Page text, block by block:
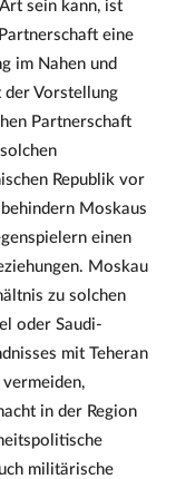
sein kann, ist
eine
im Nahen und
Vorstellung
Partnerschaft
Republik vor
Moskaus
einen
Moskau
zu solchen
oder Saudi-
mit Teheran
vermeiden,
in der Region
militärische